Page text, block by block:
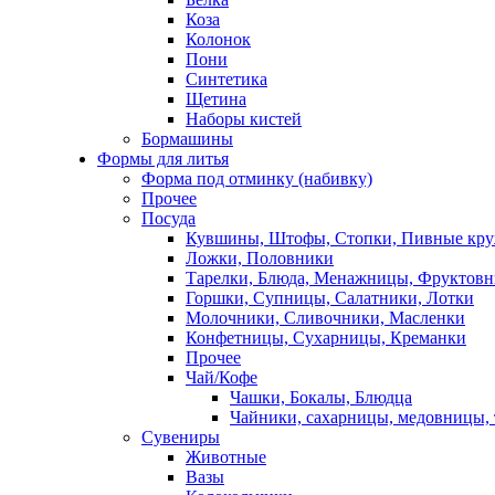
Коза
Колонок
Пони
Синтетика
Щетина
Наборы кистей
Бормашины
Формы для литья
Форма под отминку (набивку)
Прочее
Посуда
Кувшины, Штофы, Стопки, Пивные
Ложки, Половники
Тарелки, Блюда, Менажницы,
Горшки, Супницы, Салатники, Лотки
Молочники, Сливочники, Масленки
Конфетницы, Сухарницы, Креманки
Прочее
Чай/Кофе
Чашки, Бокалы, Блюдца
Чайники, сахарницы, медовницы,
Сувениры
Животные
Вазы